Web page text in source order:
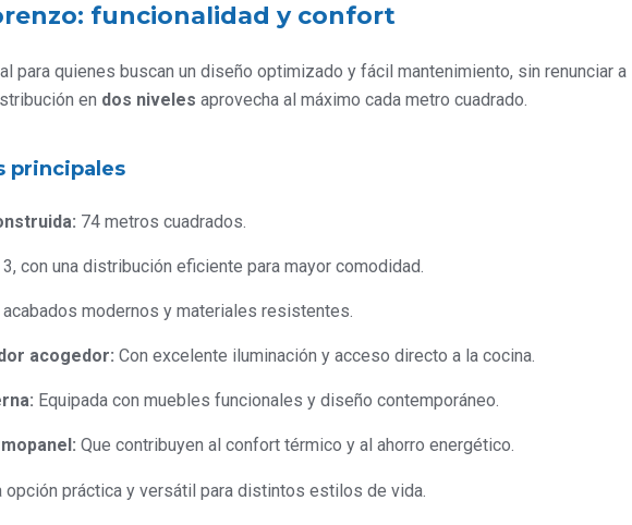
funcionalidad y confort
para quienes buscan un diseño optimizado y fácil mantenimiento, sin renunciar a
en dos niveles aprovecha al máximo cada metro cuadrado.
principales
74 metros cuadrados.
3, con una distribución eficiente para mayor comodidad.
acabados modernos y materiales resistentes.
acogedor: Con excelente iluminación y acceso directo a la cocina.
Equipada con muebles funcionales y diseño contemporáneo.
Que contribuyen al confort térmico y al ahorro energético.
opción práctica y versátil para distintos estilos de vida.